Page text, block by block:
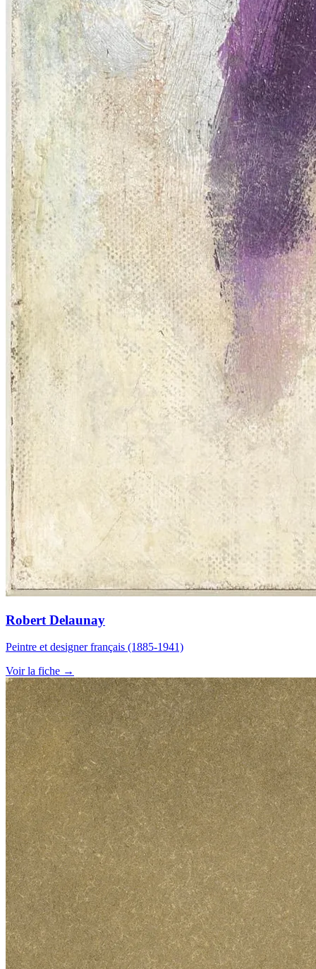
Robert Delaunay
Peintre et designer français (1885-1941)
Voir la fiche →